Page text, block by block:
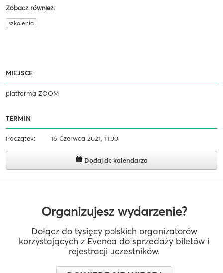
Zobacz również:
szkolenia
MIEJSCE
platforma ZOOM
TERMIN
Początek: 16 Czerwca 2021, 11:00
Dodaj do kalendarza
Organizujesz wydarzenie?
Dołącz do tysięcy polskich organizatorów
korzystających z Evenea do sprzedaży biletów i
rejestracji uczestników.